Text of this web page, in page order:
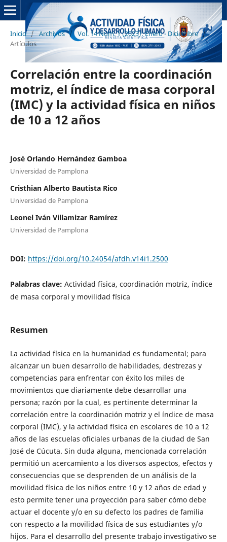
Inicio / Archivos / Vol. 14 Núm. 1 (2023): Enero - Diciembre /
Artículos
Correlación entre la coordinación
motriz, el índice de masa corporal
(IMC) y la actividad física en niños
de 10 a 12 años
José Orlando Hernández Gamboa
Universidad de Pamplona
Cristhian Alberto Bautista Rico
Universidad de Pamplona
Leonel Iván Villamizar Ramírez
Universidad de Pamplona
DOI: https://doi.org/10.24054/afdh.v14i1.2500
Palabras clave: Actividad física, coordinación motriz, índice
de masa corporal y movilidad física
Resumen
La actividad física en la humanidad es fundamental; para
alcanzar un buen desarrollo de habilidades, destrezas y
competencias para enfrentar con éxito los miles de
movimientos que diariamente debe desarrollar una
persona; razón por la cual, es pertinente determinar la
correlación entre la coordinación motriz y el índice de masa
corporal (IMC), y la actividad física en escolares de 10 a 12
años de las escuelas oficiales urbanas de la ciudad de San
José de Cúcuta. Sin duda alguna, mencionada correlación
permitió un acercamiento a los diversos aspectos, efectos y
consecuencias que se desprenden de un análisis de la
movilidad física de los niños entre 10 y 12 años de edad y
esto permite tener una proyección para saber cómo debe
actuar el docente y/o en su defecto los padres de familia
con respecto a la movilidad física de sus estudiantes y/o
hijos. Para el desarrollo del presente trabajo investigativo se